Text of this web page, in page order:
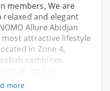
members, We are
relaxed and elegant
Allure Abidjan
most attractive lifestyle
in Zone 4,
combines
more